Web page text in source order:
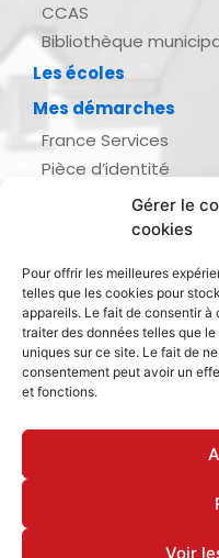
Gérer le
cookies
Pour offrir les meilleures
telles que les cookies pour
appareils. Le fait de consentir
traiter des données telles que
uniques sur ce site. Le fait de
consentement peut avoir un
et fonctions.
Voir
CCAS
Bibliothèque
Les écoles
Mes démarches
France Services
Pièce d’identité
Demande d’actes
Inscription listes
Recensement
Le journal de ma ville
Gestion des déchets
Mentions légales &
Déclaration